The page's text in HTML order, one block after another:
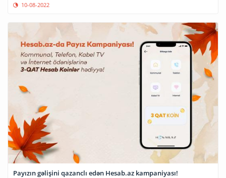
10-08-2022
Payızın gəlişini qazanclı edən Hesab.az kampaniyası!